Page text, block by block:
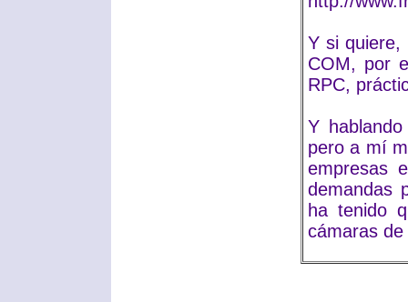
Y si quiere,
COM, por
RPC,
Y
pero a mí
empresas
demandas
ha tenido
cámaras